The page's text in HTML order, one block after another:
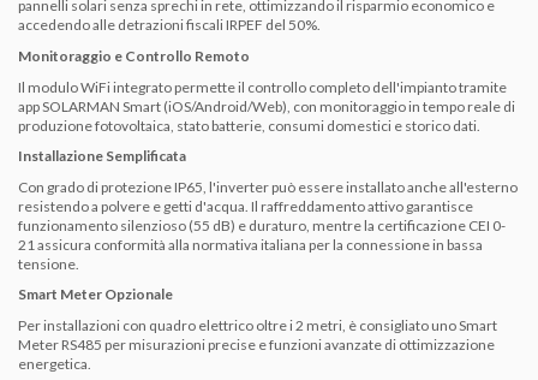
pannelli solari senza sprechi in rete, ottimizzando il risparmio economico e
accedendo alle detrazioni fiscali IRPEF del 50%.
Monitoraggio e Controllo Remoto
Il modulo WiFi integrato permette il controllo completo dell'impianto tramite
app SOLARMAN Smart (iOS/Android/Web), con monitoraggio in tempo reale di
produzione fotovoltaica, stato batterie, consumi domestici e storico dati.
Installazione Semplificata
Con grado di protezione IP65, l'inverter può essere installato anche all'esterno
resistendo a polvere e getti d'acqua. Il raffreddamento attivo garantisce
funzionamento silenzioso (55 dB) e duraturo, mentre la certificazione CEI 0-
21 assicura conformità alla normativa italiana per la connessione in bassa
tensione.
Smart Meter Opzionale
Per installazioni con quadro elettrico oltre i 2 metri, è consigliato uno Smart
Meter RS485 per misurazioni precise e funzioni avanzate di ottimizzazione
energetica.